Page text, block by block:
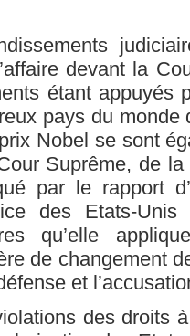
devant la
étant appuyés
pays du monde
Nobel se sont
Suprême, de
par le rapport
des Etats-Unis
qu’elle
de changement
et
des droits